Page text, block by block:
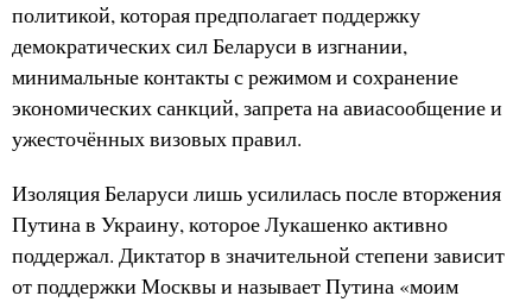
политикой, которая предполагает поддержку
демократических сил Беларуси в изгнании,
минимальные контакты с режимом и сохранение
экономических санкций, запрета на авиасообщение и
ужесточённых визовых правил.
Изоляция Беларуси лишь усилилась после вторжения
Путина в Украину, которое Лукашенко активно
поддержал. Диктатор в значительной степени зависит
от поддержки Москвы и называет Путина «моим